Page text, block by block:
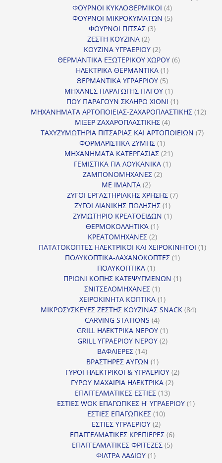
ΦΟΥΡΝΟΙ ΚΥΚΛΟΘΕΡΜΙΚΟΙ 44
προϊόντα
ΦΟΥΡΝΟΙ ΜΙΚΡΟΚΥΜΑΤΩΝ 55
ΦΟΥΡΝΟΙ ΠΙΤΣΑΣ 33
ΖΕΣΤΗ ΚΟΥΖΙΝΑ 22
προϊόντα
ΚΟΥΖΙΝΑ ΥΓΡΑΕΡΙΟΥ 22
προϊόντα
ΘΕΡΜΑΝΤΙΚΑ ΕΞΩΤΕΡΙΚΟΥ ΧΩΡΟΥ 66
ΗΛΕΚΤΡΙΚΑ ΘΕΡΜΑΝΤΙΚΑ 11
προϊόν
ΘΕΡΜΑΝΤΙΚΑ ΥΓΡΑΕΡΙΟΥ 55
προϊόντα
ΜΗΧΑΝΕΣ ΠΑΡΑΓΩΓΗΣ ΠΑΓΟΥ 11
προϊόν
ΠΟΥ ΠΑΡΑΓΟΥΝ ΣΚΛΗΡΟ ΧΙΟΝΙ 11
προϊόν
ΜΗΧΑΝΗΜΑΤΑ ΑΡΤΟΠΟΙΕΙΑΣ-ΖΑΧΑΡΟΠΛΑΣΤΙΚΗΣ 1212
ΜΙΞΕΡ ΖΑΧΑΡΟΠΛΑΣΤΙΚΗΣ 44
προϊόντα
ΤΑΧΥΖΥΜΩΤΗΡΙΑ ΠΙΤΣΑΡΙΑΣ ΚΑΙ ΑΡΤΟΠΟΙΕΙΩΝ 77
ΦΟΡΜΑΡΙΣΤΙΚΑ ΖΥΜΗΣ 11
προϊόν
ΜΗΧΑΝΗΜΑΤΑ ΚΑΤΕΡΓΑΣΙΑΣ 2121
προϊόντα
ΓΕΜΙΣΤΙΚΑ ΓΙΑ ΛΟΥΚΑΝΙΚΑ 11
ΖΑΜΠΟΝΟΜΗΧΑΝΕΣ 22
ΜΕ ΙΜΑΝΤΑ 22
προϊόντα
ΖΥΓΟΙ ΕΡΓΑΣΤΗΡΙΑΚΗΣ ΧΡΗΣΗΣ 77
ΖΥΓΟΙ ΛΙΑΝΙΚΗΣ ΠΩΛΗΣΗΣ 11
προϊόν
ΖΥΜΩΤΗΡΙΟ ΚΡΕΑΤΟΕΙΔΩΝ 11
ΘΕΡΜΟΚΟΛΛΗΤΙΚΆ 11
προϊόν
ΚΡΕΑΤΟΜΗΧΑΝΕΣ 22
προϊόντα
ΠΑΤΑΤΟΚΟΠΤΕΣ ΗΛΕΚΤΡΙΚΟΙ ΚΑΙ ΧΕΙΡΟΚΙΝΗΤΟΙ 11
ΠΟΛΥΚΟΠΤΙΚΑ-ΛΑΧΑΝΟΚΟΠΤΕΣ 11
ΠΟΛΥΚΟΠΤΙΚΑ 11
προϊόν
ΠΡΙΟΝΙ ΚΟΠΗΣ ΚΑΤΕΨΥΓΜΕΝΩΝ 11
ΣΝΙΤΣΕΛΟΜΗΧΑΝΕΣ 11
προϊόν
ΧΕΙΡΟΚΙΝΗΤΑ ΚΟΠΤΙΚΑ 11
προϊόν
ΜΙΚΡΟΣΥΣΚΕΥΕΣ ΖΕΣΤΗΣ ΚΟΥΖΙΝΑΣ SNACK 8484
CARVING STATIONS 44
προϊόντα
GRILL ΗΛΕΚΤΡΙΚΑ ΝΕΡΟΥ 11
προϊόν
GRILL ΥΓΡΑΕΡΙΟΥ ΝΕΡΟΥ 22
ΒΑΦΛΙΕΡΕΣ 1414
προϊόντα
ΒΡΑΣΤΗΡΕΣ ΑΥΓΩΝ 11
προϊόν
ΓΥΡΟΙ ΗΛΕΚΤΡΙΚΟΙ & ΥΓΡΑΕΡΙΟΥ 22
ΓΥΡΟΥ ΜΑΧΑΙΡΙΑ ΗΛΕΚΤΡΙΚΑ 22
ΕΠΑΓΓΕΛΜΑΤΙΚΕΣ ΕΣΤΙΕΣ 1313
προϊόντα
ΕΣΤΙΕΣ WOK ΕΠΑΓΩΓΙΚΕΣ Η' ΥΓΡΑΕΡΙΟΥ 11
ΕΣΤΙΕΣ ΕΠΑΓΩΓΙΚΕΣ 1010
ΕΣΤΙΕΣ ΥΓΡΑΕΡΙΟΥ 22
προϊόντα
ΕΠΑΓΓΕΛΜΑΤΙΚΕΣ ΚΡΕΠΙΕΡΕΣ 66
προϊόντα
ΕΠΑΓΓΕΛΜΑΤΙΚΕΣ ΦΡΙΤΕΖΕΣ 55
ΦΙΛΤΡΑ ΛΑΔΙΟΥ 11